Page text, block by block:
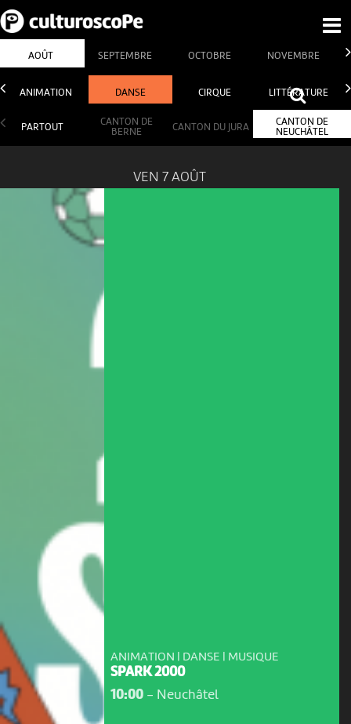
AOÛT SEPTEMBRE OCTOBRE NOVEMBRE
ANIMATION DANSE CIRQUE LITTÉRATURE
PARTOUT
CANTON DE
BERNE
CANTON DU JURA
CANTON DE
NEUCHÂTEL
VEN 7 AOÛT
ANIMATION | DANSE | MUSIQUE
SPARK 2000
10:00- Neuchâtel